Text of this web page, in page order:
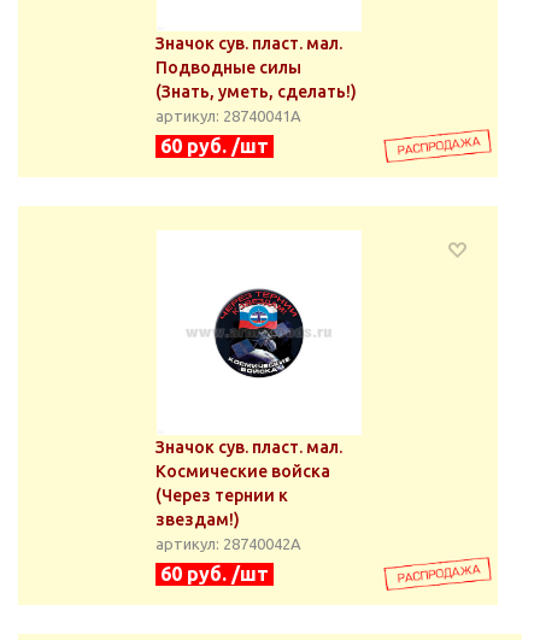
Значок сув. пласт. мал.
Подводные силы
(Знать, уметь, сделать!)
артикул: 28740041А
60 руб. /шт
Значок сув. пласт. мал.
Космические войска
(Через тернии к
звездам!)
артикул: 28740042А
60 руб. /шт